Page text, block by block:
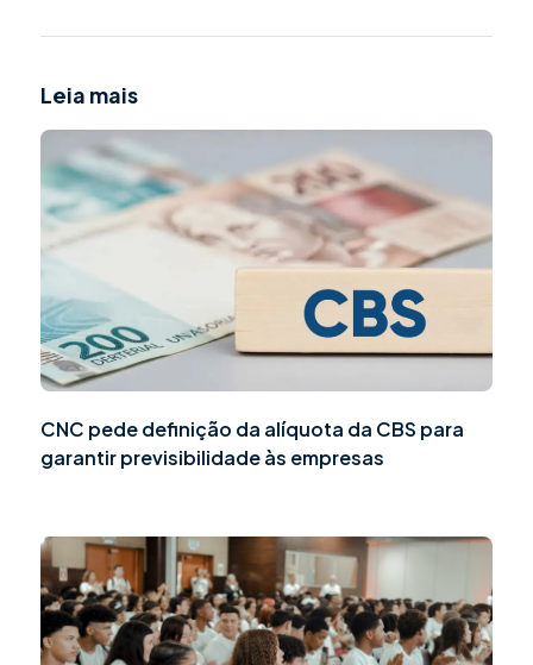
Leia mais
CNC pede definição da alíquota da CBS para
garantir previsibilidade às empresas